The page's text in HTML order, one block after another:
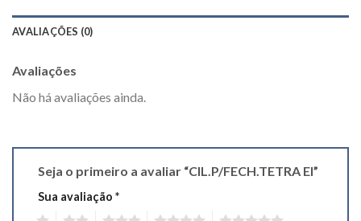
AVALIAÇÕES (0)
Avaliações
Não há avaliações ainda.
Seja o primeiro a avaliar “CIL.P/FECH.TETRA EI”
Sua avaliação *